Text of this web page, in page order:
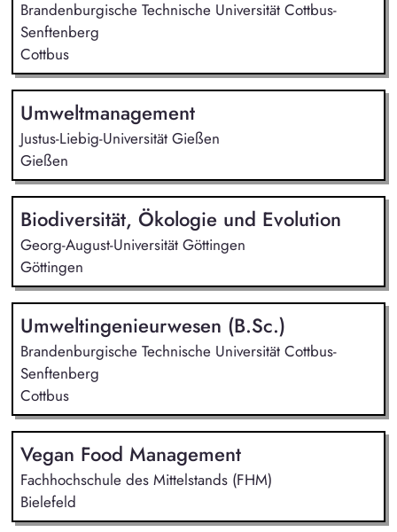
Brandenburgische Technische Universität Cottbus-
Senftenberg
Cottbus
Umweltmanagement
Justus-Liebig-Universität Gießen
Gießen
Biodiversität, Ökologie und Evolution
Georg-August-Universität Göttingen
Göttingen
Umweltingenieurwesen (B.Sc.)
Brandenburgische Technische Universität Cottbus-
Senftenberg
Cottbus
Vegan Food Management
Fachhochschule des Mittelstands (FHM)
Bielefeld